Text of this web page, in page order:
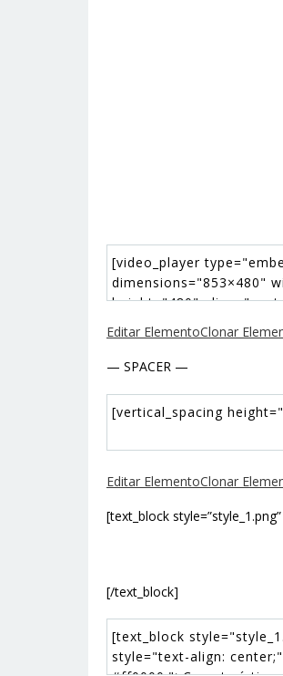
Editar ElementoClonar
— SPACER —
Editar ElementoClonar
[text_block
[/text_block]